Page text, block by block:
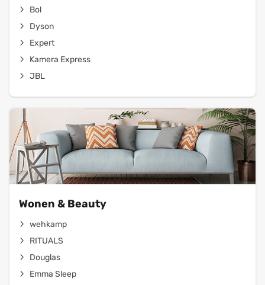
Bol
Dyson
Expert
Kamera Express
JBL
Wonen & Beauty
wehkamp
RITUALS
Douglas
Emma Sleep